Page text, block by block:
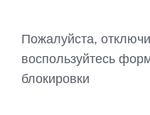
Пожалуйста,
воспользуйтесь
блокировки